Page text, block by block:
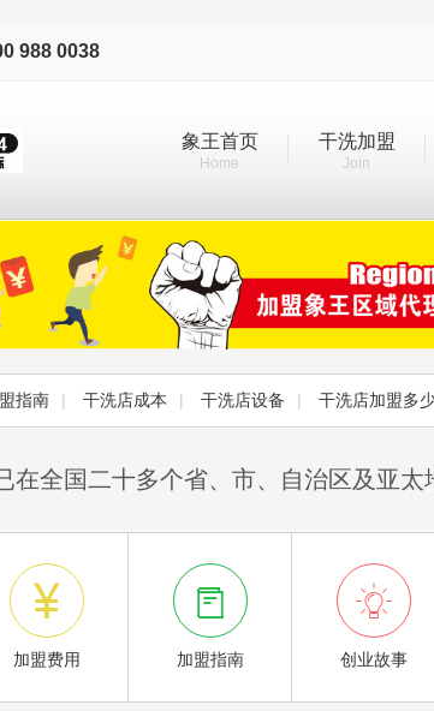
988 0038
象王首页
Home
干洗加盟
Join
指南 | 干洗店成本 | 干洗店设备 | 干洗店加盟多
在全国二十多个省、市、自治区及亚

加盟费用

加盟指南

创业故事